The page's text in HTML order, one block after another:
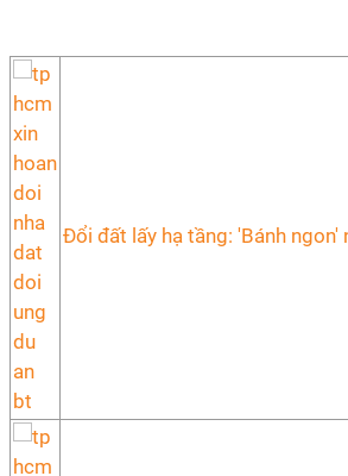
Đổi đất lấy hạ tầng: 'Bánh ngon'